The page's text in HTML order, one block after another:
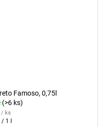
Famoso, 0,75l
(>6 ks)
/ ks
1 l